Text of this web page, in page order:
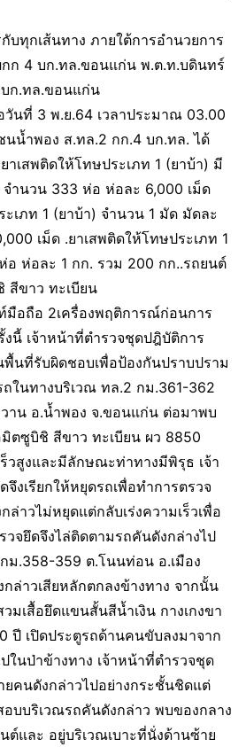
บทุกเส้นทาง ภายใต้การอำนวยการ
ก 4 บก.ทล.ขอนแก่น พ.ต.ท.บดินทร์
ก.ทล.ขอนแก่น
วันที่ 3 พ.ย.64 เวลาประมาณ 03.00
นน้ำพอง ส.ทล.2 กก.4 บก.ทล. ได้
าเสพติดให้โทษประเภท 1 (ยาบ้า) มี
ำนวน 333 ห่อ ห่อละ 6,000 เม็ด
เภท 1 (ยาบ้า) จำนวน 1 มัด มัดละ
เม็ด .ยาเสพติดให้โทษประเภท 1
อ ห่อละ 1 กก. รวม 200 กก..รถยนต์
สีขาว ทะเบียน
มือถือ 2เครื่องพฤติการณ์ก่อนการ
งนี้ เจ้าหน้าที่ตำรวจชุดปฎิบัติการ
พื้นที่รับผิดชอบเพื่อป้องกันปราบปราม
ในทางบริเวณ ทล.2 กม.361-362
าน อ.น้ำพอง จ.ขอนแก่น ต่อมาพบ
ตซูบิชิ สีขาว ทะเบียน ผว 8850
วสูงและมีลักษณะท่าทางมีพิรุธ เจ้า
งเรียกให้หยุดรถเพื่อทำการตรวจ
าวไม่หยุดแต่กลับเร่งความเร็วเพื่อ
จยึดจึงไล่ติดตามรถคันดังกล่างไป
ม.358-359 ต.โนนท่อน อ.เมือง
ล่าวเสียหลักตกลงข้างทาง จากนั้น
มเสื้อยึดแขนสั้นสีน้ำเงิน กางเกงขา
ปี เปิดประตูรถด้านคนขับลงมาจาก
ในป่าข้างทาง เจ้าหน้าที่ตำรวจชุด
ยคนดังกล่าวไปอย่างกระชั้นชิดแต่
บบริเวณรถคันดังกล่าว พบของกลาง
ต์และ อยู่บริเวณเบาะที่นั่งด้านซ้าย